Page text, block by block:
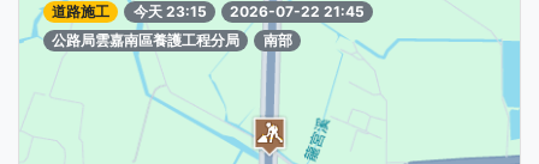
道路施工 今天 23:15
2026-07-22 21:45
公路局雲嘉南區養護工程分局
南部